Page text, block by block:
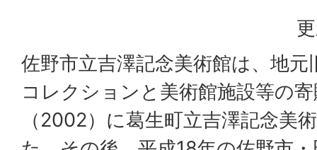
佐野市立吉澤記念美術館は、地
コレクションと美術館施設等の
（2002）に葛生町立吉澤記念美